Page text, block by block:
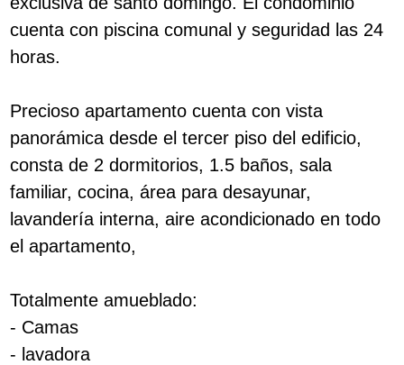
cuenta con piscina comunal y seguridad las 24
horas.
Precioso apartamento cuenta con vista
panorámica desde el tercer piso del edificio,
consta de 2 dormitorios, 1.5 baños, sala
familiar, cocina, área para desayunar,
lavandería interna, aire acondicionado en todo
el apartamento,
Totalmente amueblado:
- Camas
- lavadora